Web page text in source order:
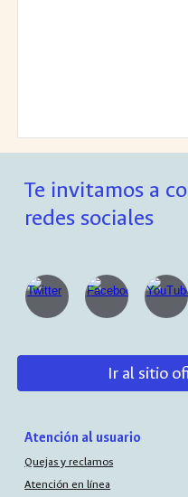
Te invitamos a
redes sociales
Ir al sitio
Atención al usuario
Quejas y reclamos
Atención en línea